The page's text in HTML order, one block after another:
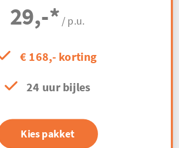
29,-* / p.u.
€ 168,- korting
24 uur bijles
Kies pakket